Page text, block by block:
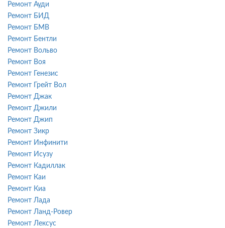
Ремонт Ауди
Ремонт БИД
Ремонт БМВ
Ремонт Бентли
Ремонт Вольво
Ремонт Воя
Ремонт Генезис
Ремонт Грейт Вол
Ремонт Джак
Ремонт Джили
Ремонт Джип
Ремонт Зикр
Ремонт Инфинити
Ремонт Исузу
Ремонт Кадиллак
Ремонт Каи
Ремонт Киа
Ремонт Лада
Ремонт Ланд-Ровер
Ремонт Лексус